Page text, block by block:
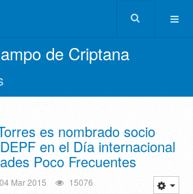
de Criptana
es nombrado socio
en el Día internacional
Poco Frecuentes
04 Mar 2015 15076